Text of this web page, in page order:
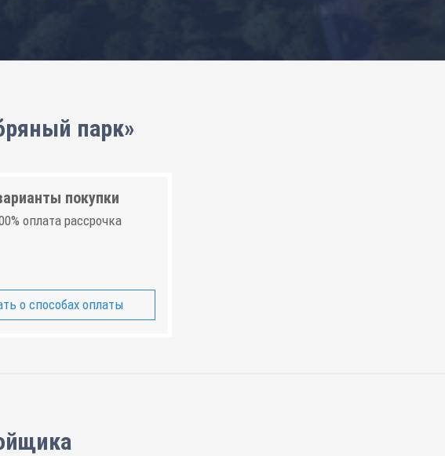
парк»
покупки
оплата рассрочка
о способах оплаты